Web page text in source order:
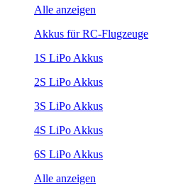
Alle anzeigen
Akkus für RC-Flugzeuge
1S LiPo Akkus
2S LiPo Akkus
3S LiPo Akkus
4S LiPo Akkus
6S LiPo Akkus
Alle anzeigen